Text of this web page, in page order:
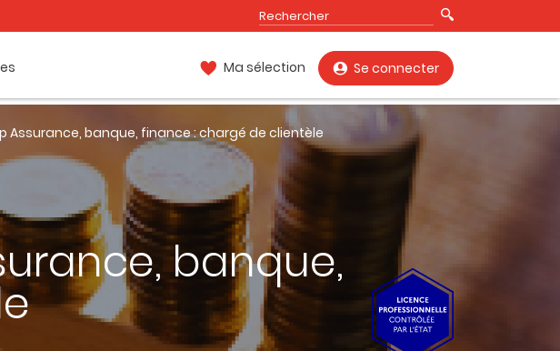
Ma sélection Se connecter
Assurance, banque, finance : chargé de clientèle
banque,